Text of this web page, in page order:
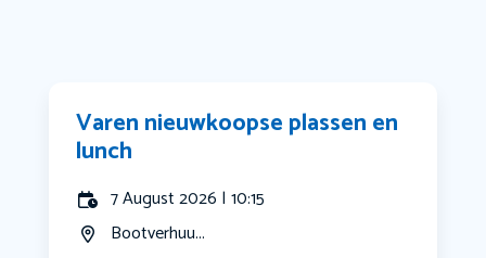
Varen nieuwkoopse plassen en
lunch
7 August 2026 | 10:15
Bootverhuu...